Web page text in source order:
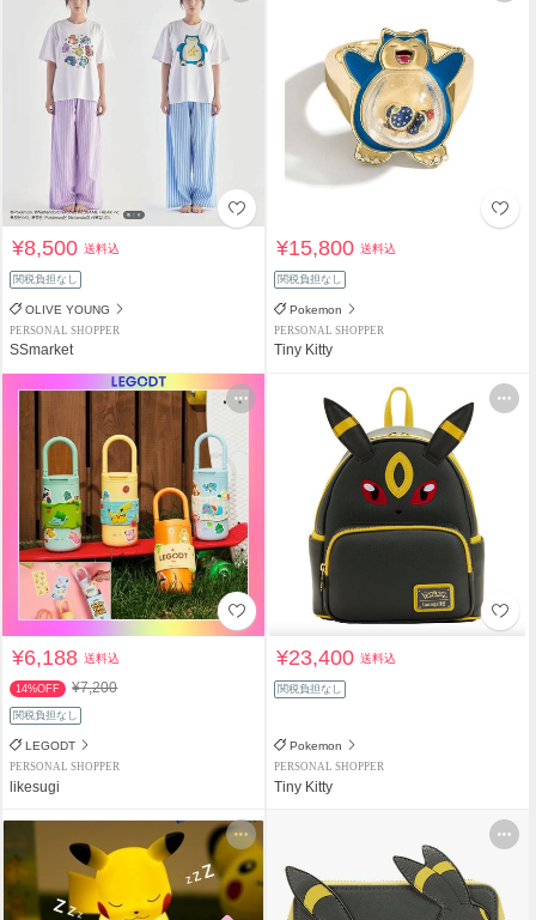
¥8,500送料込
関税負担なし
OLIVE YOUNG
PERSONAL SHOPPER
SSmarket
¥15,800送料込
関税負担なし
Pokemon
PERSONAL SHOPPER
Tiny Kitty
¥6,188送料込
14%OFF ¥7,200
関税負担なし
LEGODT
PERSONAL SHOPPER
likesugi
¥23,400送料込
関税負担なし
Pokemon
PERSONAL SHOPPER
Tiny Kitty